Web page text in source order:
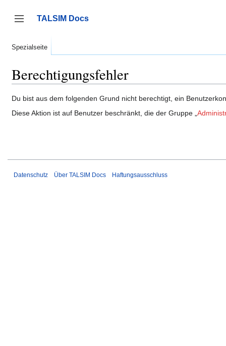
springen
Seitenleiste umschalten
TALSIM Docs
Spezialseite
Berechtigungsfehler
Du bist aus dem folgenden Grund nicht berechtigt, ein
Diese Aktion ist auf Benutzer beschränkt, die der Gruppe „
Datenschutz Über TALSIM Docs Haftungsausschluss